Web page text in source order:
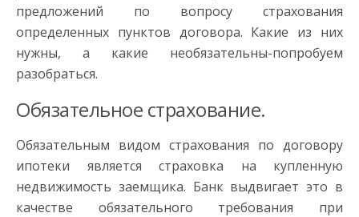
предложений по вопросу страхования
определенных пунктов договора. Какие из них
нужны, а какие необязательны-попробуем
разобраться.
Обязательное страхование.
Обязательным видом страхования по договору
ипотеки является страховка на купленную
недвижимость заемщика. Банк выдвигает это в
качестве обязательного требования при